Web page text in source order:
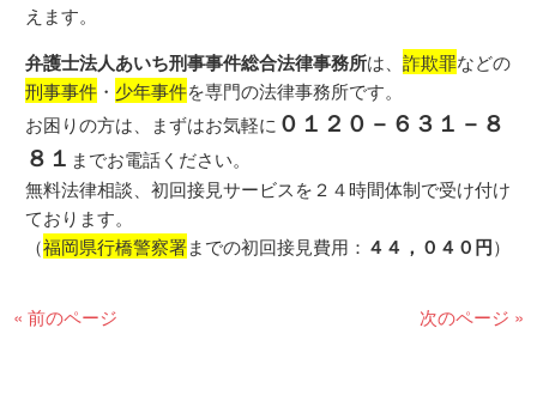
えます。
弁護士法人あいち刑事事件総合法律事務所は、詐欺罪などの
刑事事件 ・ 少年事件を専門の法律事務所です。
お困りの方は、まずはお気軽に ０１２０－６３１－８
８１ までお電話ください。
無料法律相談、初回接見サービスを２４時間体制で受け付け
ております。
（福岡県行橋警察署までの初回接見費用： ４４，０４０円）
« 前のページ 次のページ »